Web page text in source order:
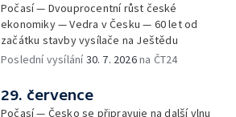
Počasí — Dvouprocentní růst české
ekonomiky — Vedra v Česku — 60 let od
začátku stavby vysílače na Ještědu
Poslední vysílání30. 7. 2026na ČT24
29. července
Počasí — Česko se připravuje na další vlnu